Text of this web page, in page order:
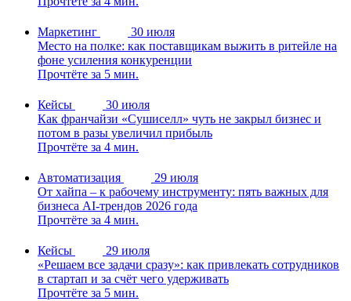
Маркетинг
30 июля
Место на полке: как поставщикам выжить в ритейле на
фоне усиления конкуренции
Прочтёте за 5 мин.
Кейсы
30 июля
Как франчайзи «Сушиселл» чуть не закрыл бизнес и
потом в разы увеличил прибыль
Прочтёте за 4 мин.
Автоматизация
29 июля
От хайпа – к рабочему инструменту: пять важных для
бизнеса AI-трендов 2026 года
Прочтёте за 4 мин.
Кейсы
29 июля
«Решаем все задачи сразу»: как привлекать сотрудников
в стартап и за счёт чего удерживать
Прочтёте за 5 мин.